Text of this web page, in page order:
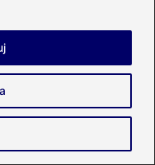
kran ferro w
krokach